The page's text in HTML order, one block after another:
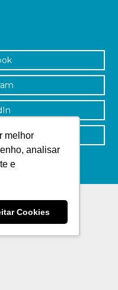
melhor
analisar
e
Cookies